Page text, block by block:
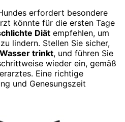
erfordert besondere
könnte für die ersten Tage
Diät empfehlen, um
lindern. Stellen Sie sicher,
trinkt, und führen Sie
wieder ein, gemäß
Eine richtige
und Genesungszeit